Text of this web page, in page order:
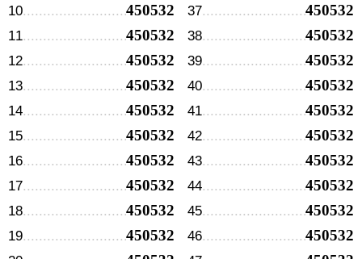
10 450532
11 450532
12 450532
13 450532
14 450532
15 450532
16 450532
17 450532
18 450532
19 450532
37 450532
38 450532
39 450532
40 450532
41 450532
42 450532
43 450532
44 450532
45 450532
46 450532